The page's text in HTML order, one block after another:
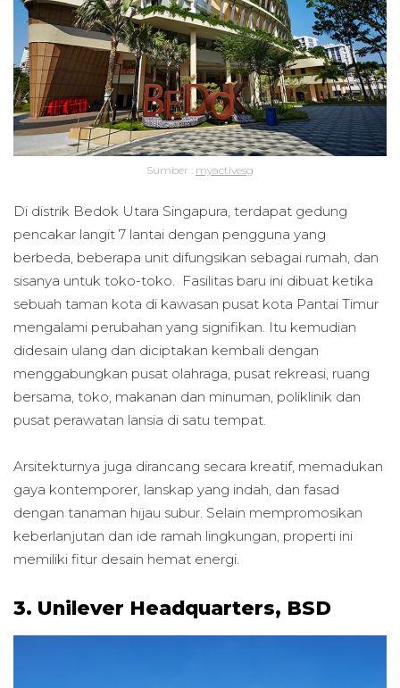
Sumber : myactivesg
Di distrik Bedok Utara Singapura, terdapat gedung
pencakar langit 7 lantai dengan pengguna yang
berbeda, beberapa unit difungsikan sebagai rumah, dan
sisanya untuk toko-toko. Fasilitas baru ini dibuat ketika
sebuah taman kota di kawasan pusat kota Pantai Timur
mengalami perubahan yang signifikan. Itu kemudian
didesain ulang dan diciptakan kembali dengan
menggabungkan pusat olahraga, pusat rekreasi, ruang
bersama, toko, makanan dan minuman, poliklinik dan
pusat perawatan lansia di satu tempat.
Arsitekturnya juga dirancang secara kreatif, memadukan
gaya kontemporer, lanskap yang indah, dan fasad
dengan tanaman hijau subur. Selain mempromosikan
keberlanjutan dan ide ramah lingkungan, properti ini
memiliki fitur desain hemat energi.
3. Unilever Headquarters, BSD